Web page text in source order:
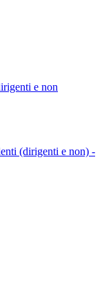
e non
(dirigenti e non) -